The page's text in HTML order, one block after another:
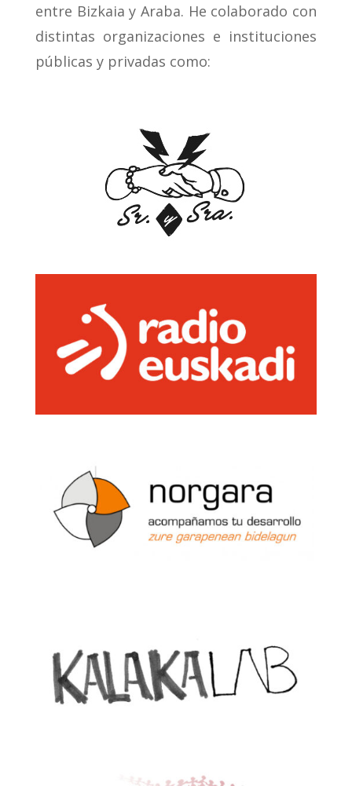
entre Bizkaia y Araba. He colaborado con
distintas organizaciones e instituciones
públicas y privadas como: